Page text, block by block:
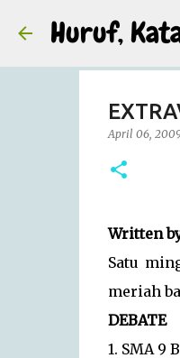
Huruf,
April 06,
Written
Satu
meriah
DEBATE
1. SMA 9